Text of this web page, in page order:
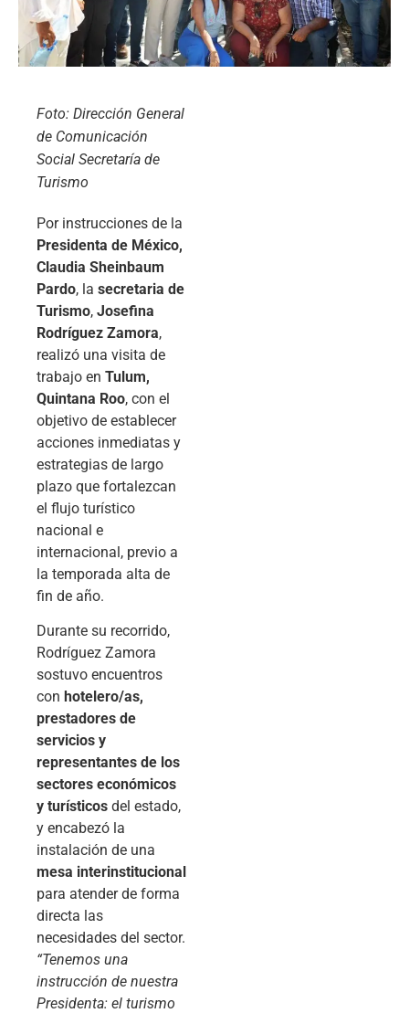
Foto: Dirección General
de Comunicación
Social Secretaría de
Turismo
Por instrucciones de la
Presidenta de México,
Claudia Sheinbaum
Pardo, la secretaria de
Turismo, Josefina
Rodríguez Zamora,
realizó una visita de
trabajo en Tulum,
Quintana Roo, con el
objetivo de establecer
acciones inmediatas y
estrategias de largo
plazo que fortalezcan
el flujo turístico
nacional e
internacional, previo a
la temporada alta de
fin de año.
Durante su recorrido,
Rodríguez Zamora
sostuvo encuentros
con hotelero/as,
prestadores de
servicios y
representantes de los
sectores económicos
y turísticos del estado,
y encabezó la
instalación de una
mesa interinstitucional
para atender de forma
directa las
necesidades del sector.
“Tenemos una
instrucción de nuestra
Presidenta: el turismo